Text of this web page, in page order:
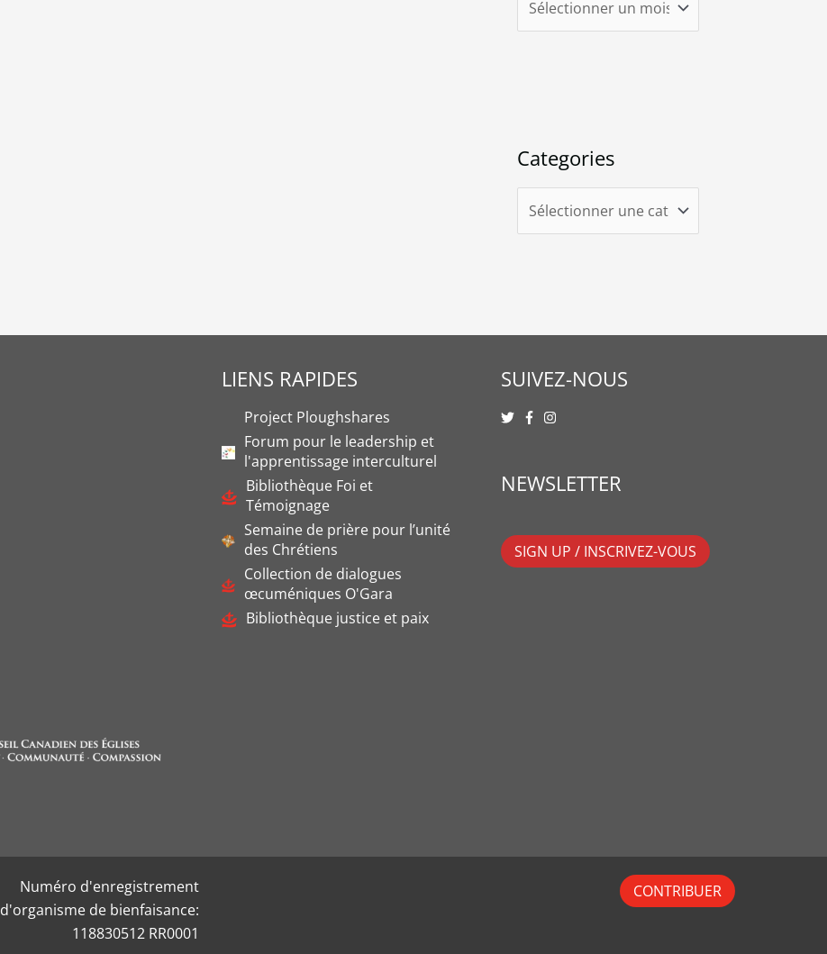
Categories
LIENS RAPIDES
Project Ploughshares
Forum pour le leadership et
l'apprentissage interculturel
Bibliothèque Foi et
Témoignage
Semaine de prière pour l’unité
des Chrétiens
Collection de dialogues
œcuméniques O'Gara
Bibliothèque justice et paix
SUIVEZ-NOUS
NEWSLETTER
SIGN UP / INSCRIVEZ-VOUS
Numéro d'enregistrement
d'organisme de bienfaisance:
118830512 RR0001
CONTRIBUER